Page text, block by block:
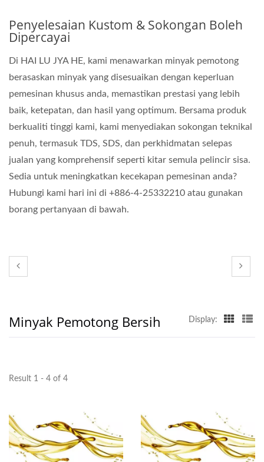
Penyelesaian Kustom & Sokongan Boleh
Dipercayai
Di HAI LU JYA HE, kami menawarkan minyak pemotong
berasaskan minyak yang disesuaikan dengan keperluan
pemesinan khusus anda, memastikan prestasi yang lebih
baik, ketepatan, dan hasil yang optimum. Bersama produk
berkualiti tinggi kami, kami menyediakan sokongan teknikal
penuh, termasuk TDS, SDS, dan perkhidmatan selepas
jualan yang komprehensif seperti kitar semula pelincir sisa.
Sedia untuk meningkatkan kecekapan pemesinan anda?
Hubungi kami hari ini di +886-4-25332210 atau gunakan
borang pertanyaan di bawah.
Minyak Pemotong Bersih Display:
Result 1 - 4 of 4